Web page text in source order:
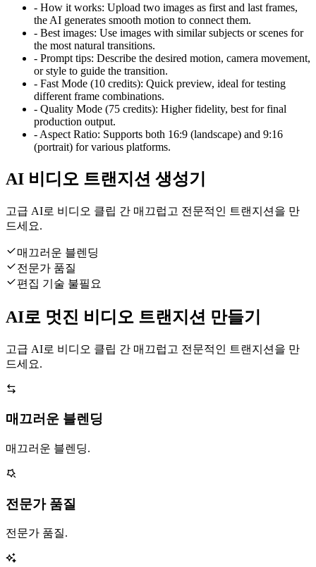
- How it works: Upload two images as first and last frames,
the AI generates smooth motion to connect them.
- Best images: Use images with similar subjects or scenes for
the most natural transitions.
- Prompt tips: Describe the desired motion, camera movement,
or style to guide the transition.
- Fast Mode (10 credits): Quick preview, ideal for testing
different frame combinations.
- Quality Mode (75 credits): Higher fidelity, best for final
production output.
- Aspect Ratio: Supports both 16:9 (landscape) and 9:16
(portrait) for various platforms.
AI 비디오 트랜지션 생성기
고급 AI로 비디오 클립 간 매끄럽고 전문적인 트랜지션을 만
드세요.
매끄러운 블렌딩
전문가 품질
편집 기술 불필요
AI로 멋진 비디오 트랜지션 만들기
고급 AI로 비디오 클립 간 매끄럽고 전문적인 트랜지션을 만
드세요.
매끄러운 블렌딩
매끄러운 블렌딩.
전문가 품질
전문가 품질.